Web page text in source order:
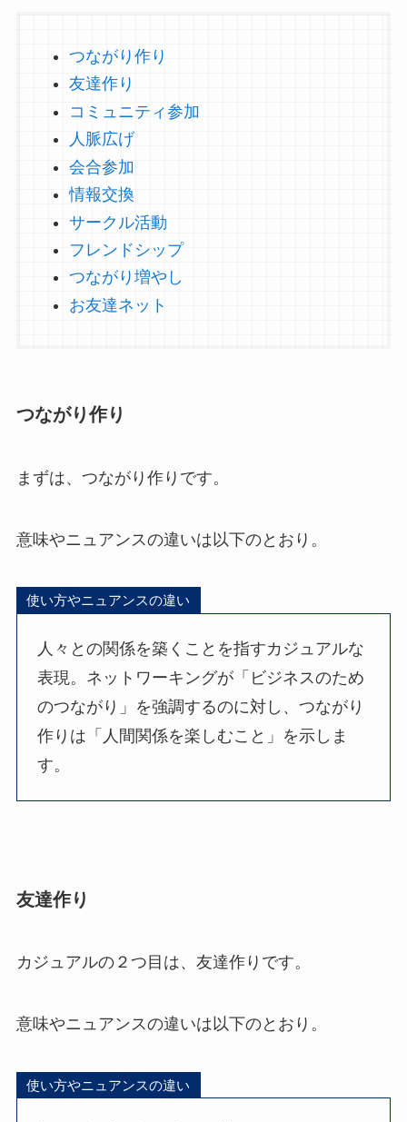
つながり作り
友達作り
コミュニティ参加
人脈広げ
会合参加
情報交換
サークル活動
フレンドシップ
つながり増やし
お友達ネット
つながり作り
まずは、つながり作りです。
意味やニュアンスの違いは以下のとおり。
使い方やニュアンスの違い
人々との関係を築くことを指すカジュアルな
表現。ネットワーキングが「ビジネスのため
のつながり」を強調するのに対し、つながり
作りは「人間関係を楽しむこと」を示しま
す。
友達作り
カジュアルの２つ目は、友達作りです。
意味やニュアンスの違いは以下のとおり。
使い方やニュアンスの違い